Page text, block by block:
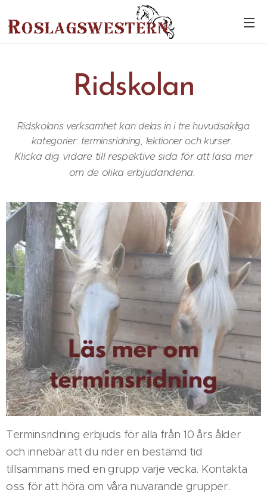
Ridskolan
Ridskolans verksamhet kan delas in i tre huvudsakliga
kategorier: terminsridning, lektioner och kurser.
Klicka dig vidare till respektive sida för att läsa mer
om de olika erbjudandena.
Terminsridning erbjuds för alla från 10 års ålder
och innebär att du rider en bestämd tid
tillsammans med en grupp varje vecka. Kontakta
oss för att höra om våra nuvarande grupper.